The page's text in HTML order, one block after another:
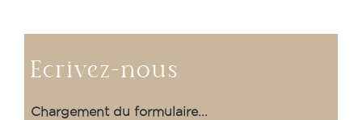
Ecrivez-nous
Chargement du formulaire...